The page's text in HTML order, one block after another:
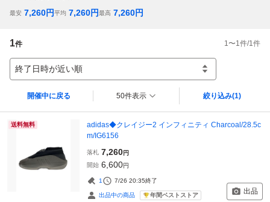
最安 7,260円平均 7,260円最高 7,260円
1件 1 〜1 件/1 件
終了日時が近い順
開催中に戻る 50件表示 絞り込み(1)
送料無料
adidas◆クレイジー2 インフィニティ Charcoal/28.5c
m/IG6156
落札 7,260円
開始 6,600円
1 7/26 20:35終了
出品中の商品 年間ベストストア 出品